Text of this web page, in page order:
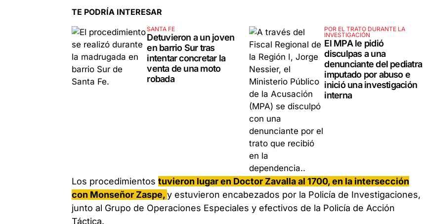
TE PODRÍA INTERESAR
SANTA FE
Detuvieron a un joven
en barrio Sur tras
intentar concretar la
venta de una moto
robada
POR EL TRATO DURANTE LA
INVESTIGACIÓN
El MPA le pidió
disculpas a una
denunciante del pediatra
imputado por abuso e
inició una investigación
interna
Los procedimientostuvieron lugar en Doctor Zavalla al 1700, en la intersección
con Monseñor Zaspe,y estuvieron encabezados por la Policía de Investigaciones,
junto al Grupo de Operaciones Especiales y efectivos de la Policía de Acción
Táctica.